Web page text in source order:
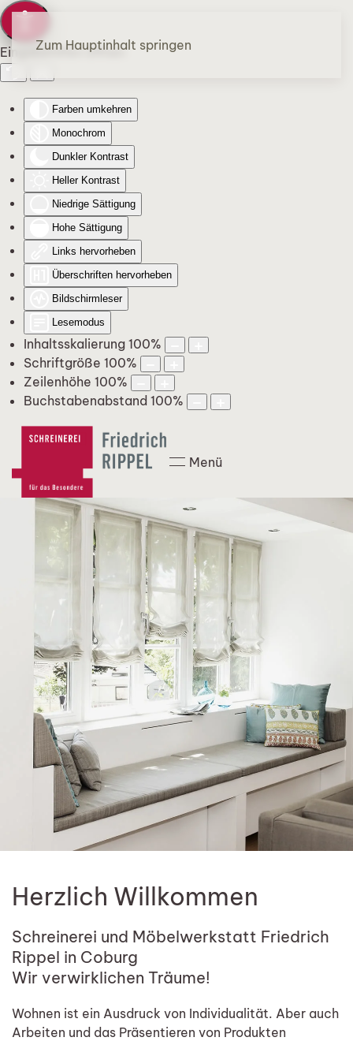
Eingabehilfen öffnen
Farben umkehren
Monochrom
Dunkler Kontrast
Heller Kontrast
Niedrige Sättigung
Hohe Sättigung
Links hervorheben
Überschriften hervorheben
Bildschirmleser
Lesemodus
Inhaltsskalierung 100%
Schriftgröße 100%
Zeilenhöhe 100%
Buchstabenabstand 100%
Zum Hauptinhalt springen
Menü
Herzlich Willkommen
Schreinerei und Möbelwerkstatt Friedrich
Rippel in Coburg
Wir verwirklichen Träume!
Wohnen ist ein Ausdruck von Individualität. Aber auch
Arbeiten und das Präsentieren von Produkten